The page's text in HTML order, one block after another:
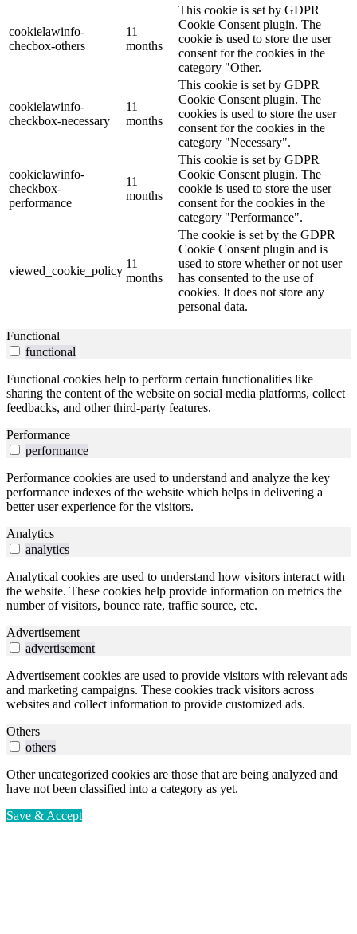
cookielawinfo-
checbox-others
11
months
This cookie is set by GDPR
Cookie Consent plugin. The
cookie is used to store the user
consent for the cookies in the
category "Other.
cookielawinfo-
checkbox-necessary
11
months
This cookie is set by GDPR
Cookie Consent plugin. The
cookies is used to store the user
consent for the cookies in the
category "Necessary".
cookielawinfo-
checkbox-
performance
11
months
This cookie is set by GDPR
Cookie Consent plugin. The
cookie is used to store the user
consent for the cookies in the
category "Performance".
viewed_cookie_policy
11
months
The cookie is set by the GDPR
Cookie Consent plugin and is
used to store whether or not user
has consented to the use of
cookies. It does not store any
personal data.
Functional
functional
Functional cookies help to perform certain functionalities like
sharing the content of the website on social media platforms, collect
feedbacks, and other third-party features.
Performance
performance
Performance cookies are used to understand and analyze the key
performance indexes of the website which helps in delivering a
better user experience for the visitors.
Analytics
analytics
Analytical cookies are used to understand how visitors interact with
the website. These cookies help provide information on metrics the
number of visitors, bounce rate, traffic source, etc.
Advertisement
advertisement
Advertisement cookies are used to provide visitors with relevant ads
and marketing campaigns. These cookies track visitors across
websites and collect information to provide customized ads.
Others
others
Other uncategorized cookies are those that are being analyzed and
have not been classified into a category as yet.
Save & Accept